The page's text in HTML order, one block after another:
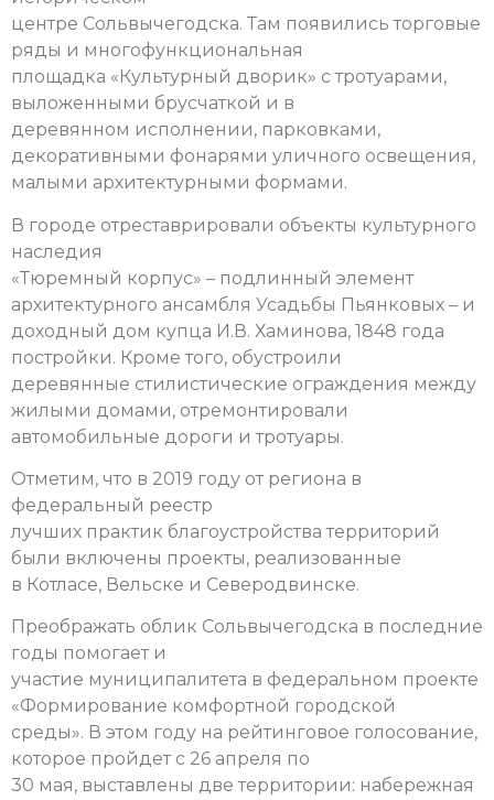
центре Сольвычегодска. Там появились торговые
ряды и многофункциональная
площадка «Культурный дворик» с тротуарами,
выложенными брусчаткой и в
деревянном исполнении, парковками,
декоративными фонарями уличного освещения,
малыми архитектурными формами.
В городе отреставрировали объекты культурного
наследия
«Тюремный корпус» – подлинный элемент
архитектурного ансамбля Усадьбы Пьянковых – и
доходный дом купца И.В. Хаминова, 1848 года
постройки. Кроме того, обустроили
деревянные стилистические ограждения между
жилыми домами, отремонтировали
автомобильные дороги и тротуары.
Отметим, что в 2019 году от региона в
федеральный реестр
лучших практик благоустройства территорий
были включены проекты, реализованные
в Котласе, Вельске и Северодвинске.
Преображать облик Сольвычегодска в последние
годы помогает и
участие муниципалитета в федеральном проекте
«Формирование комфортной городской
среды». В этом году на рейтинговое голосование,
которое пройдет с 26 апреля по
30 мая, выставлены две территории: набережная